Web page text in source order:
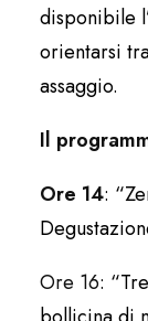
disponibile
orientarsi
assaggio.
Il
Ore 14:
Ore 16: